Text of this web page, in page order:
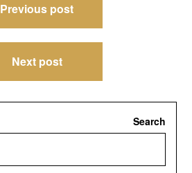
navigation
Previous post
Next post
Search